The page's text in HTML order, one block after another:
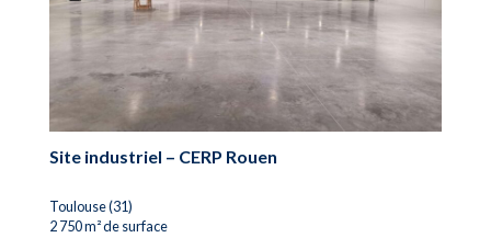
Site industriel – CERP Rouen
Toulouse (31)
2 750 m² de surface